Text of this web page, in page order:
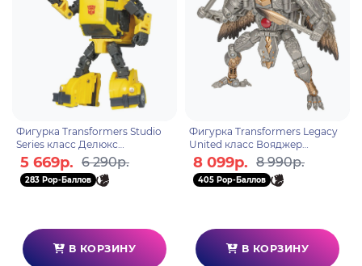
Фигурка Transformers Studio
Series класс Делюкс
Bumblebee G02205X0
5 669р. 6 290р.
283 Pop-Баллов
В КОРЗИНУ
Фигурка Transformers Legacy
United класс Вояджер
Silverbolt F85445X0
8 099р. 8 990р.
405 Pop-Баллов
В КОРЗИНУ